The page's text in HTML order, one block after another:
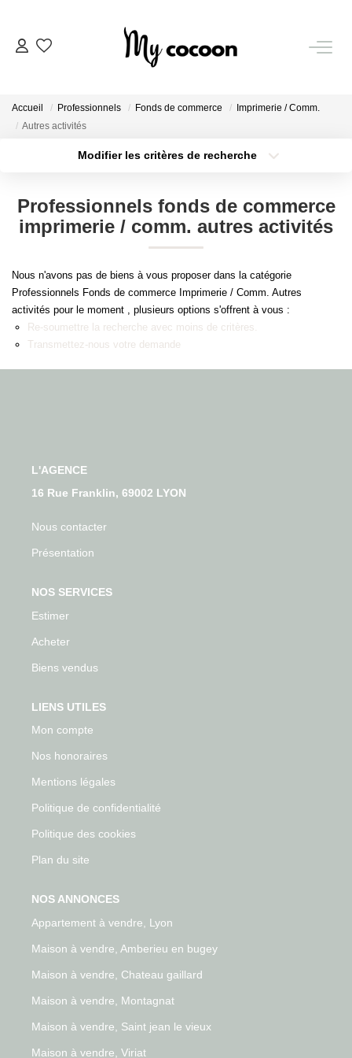
NOS PRESTATIONS
CHASSE IMMOBILIÈRE
NOTRE AGENCE
Accueil Professionnels Fonds de commerce
Imprimerie / Comm.
Autres activités
Modifier les critères de recherche
Surface min Budget max
Professionnels fonds de commerce
imprimerie / comm. autres activités
Nous n'avons pas de biens à vous proposer dans la catégorie
Professionnels Fonds de commerce Imprimerie / Comm. Autres
activités pour le moment , plusieurs options s'offrent à vous :
Re-soumettre la recherche avec moins de critères.
Transmettez-nous votre demande
L'AGENCE
16 Rue Franklin, 69002 LYON
Nous contacter
Présentation
NOS SERVICES
Estimer
Acheter
Biens vendus
LIENS UTILES
Mon compte
Nos honoraires
Mentions légales
Politique de confidentialité
Politique des cookies
Plan du site
NOS ANNONCES
Appartement à vendre, Lyon
Maison à vendre, Amberieu en bugey
Maison à vendre, Chateau gaillard
Maison à vendre, Montagnat
Maison à vendre, Saint jean le vieux
Maison à vendre, Viriat